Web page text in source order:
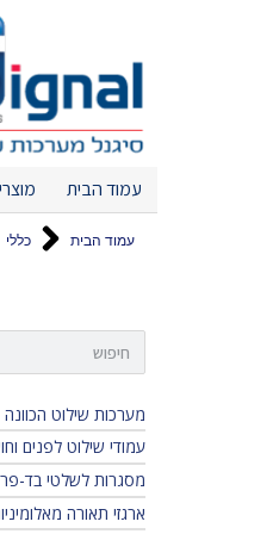
עמוד הבית
עמוד הבית כללי
מערכות שילוט הכוונה
עמודי שילוט לפנים
מסגרות לשלטי בד-
ארגזי תאורה